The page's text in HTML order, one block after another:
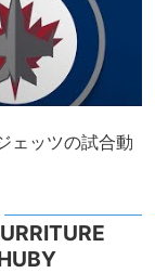
ェッツの試合動